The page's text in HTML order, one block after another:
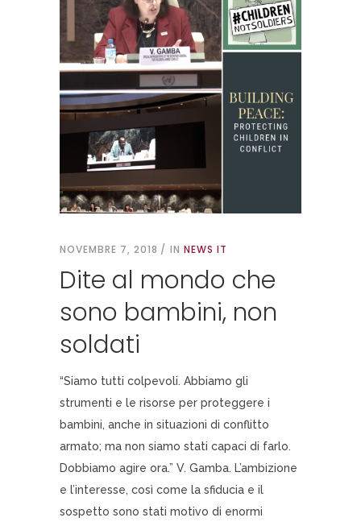
NOVEMBRE 7, 2018 IN NEWS IT
Dite al mondo che
sono bambini, non
soldati
“Siamo tutti colpevoli. Abbiamo gli
strumenti e le risorse per proteggere i
bambini, anche in situazioni di conflitto
armato; ma non siamo stati capaci di farlo.
Dobbiamo agire ora.” V. Gamba. L’ambizione
e l’interesse, così come la sfiducia e il
sospetto sono stati motivo di enormi